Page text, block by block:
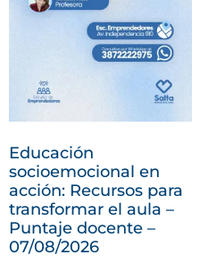
Educación
socioemocional en
acción: Recursos para
transformar el aula –
Puntaje docente –
07/08/2026